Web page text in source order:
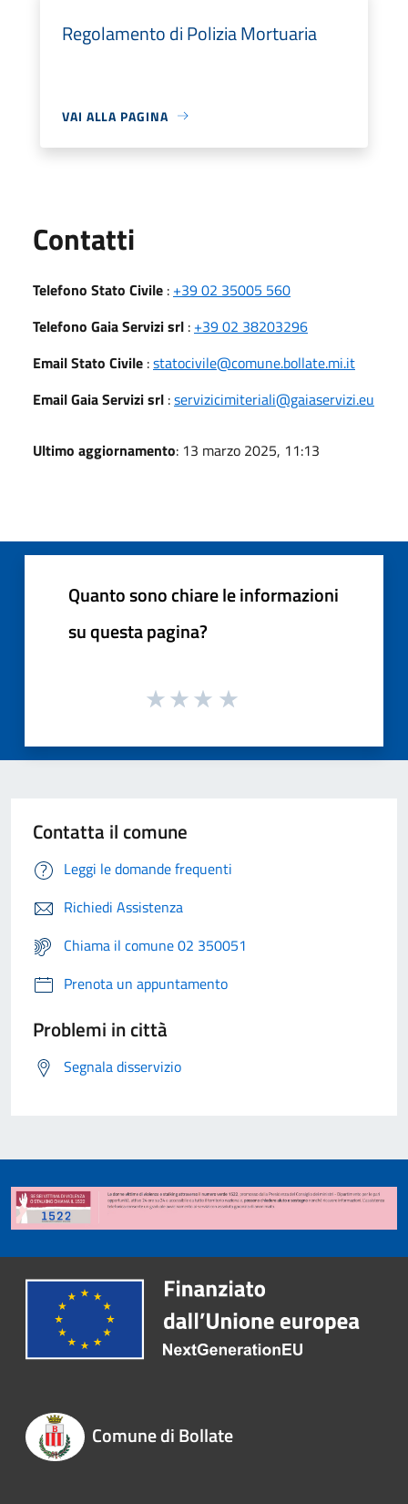
Regolamento di Polizia Mortuaria
VAI ALLA PAGINA
Contatti
Telefono Stato Civile : +39 02 35005 560
Telefono Gaia Servizi srl : +39 02 38203296
Email Stato Civile :statocivile@comune.bollate.mi.it
Email Gaia Servizi srl :servizicimiteriali@gaiaservizi.eu
Ultimo aggiornamento: 13 marzo 2025, 11:13
Quanto sono chiare le informazioni
su questa pagina?
Contatta il comune
Leggi le domande frequenti
Richiedi Assistenza
Chiama il comune 02 350051
Prenota un appuntamento
Problemi in città
Segnala disservizio
Comune di Bollate